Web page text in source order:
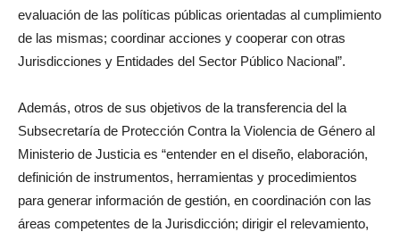
evaluación de las políticas públicas orientadas al cumplimiento
de las mismas; coordinar acciones y cooperar con otras
Jurisdicciones y Entidades del Sector Público Nacional”.
Además, otros de sus objetivos de la transferencia del la
Subsecretaría de Protección Contra la Violencia de Género al
Ministerio de Justicia es “entender en el diseño, elaboración,
definición de instrumentos, herramientas y procedimientos
para generar información de gestión, en coordinación con las
áreas competentes de la Jurisdicción; dirigir el relevamiento,